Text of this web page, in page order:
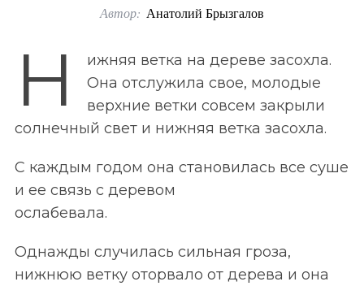
Автор: Анатолий Брызгалов
Н
ижняя ветка на дереве засохла.
Она отслужила свое, молодые
верхние ветки совсем закрыли
солнечный свет и нижняя ветка засохла.
С каждым годом она становилась все суше
и ее связь с деревом
ослабевала.
Однажды случилась сильная гроза,
нижнюю ветку оторвало от дерева и она